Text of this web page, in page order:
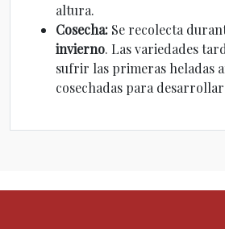
altura.
Cosecha: Se recolecta
invierno. Las variedades
sufrir las primeras heladas
cosechadas para